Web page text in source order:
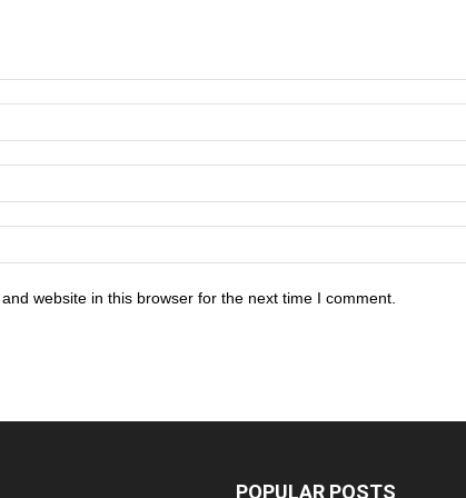
website in this browser for the next time I comment.
POPULAR POSTS